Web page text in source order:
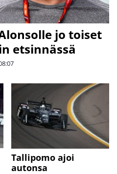
jo toiset
etsinnässä
Tallipomo ajoi
autonsa